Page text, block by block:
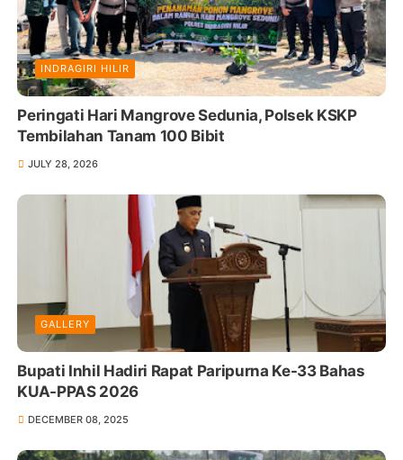
INDRAGIRI HILIR
Peringati Hari Mangrove Sedunia, Polsek KSKP
Tembilahan Tanam 100 Bibit
JULY 28, 2026
GALLERY
Bupati Inhil Hadiri Rapat Paripurna Ke-33 Bahas
KUA-PPAS 2026
DECEMBER 08, 2025